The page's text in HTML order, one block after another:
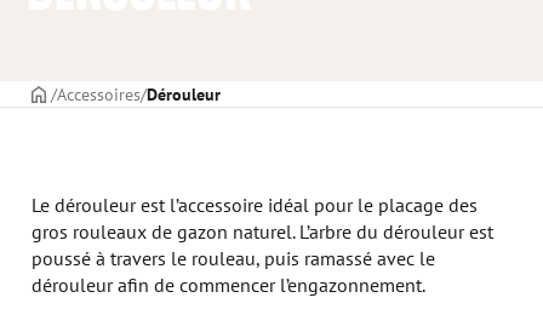
PAGE DE COUVERTURE
Accessoires Dérouleur
Le dérouleur est l’accessoire idéal pour le placage des
gros rouleaux de gazon naturel. L’arbre du dérouleur est
poussé à travers le rouleau, puis ramassé avec le
dérouleur afin de commencer l’engazonnement.